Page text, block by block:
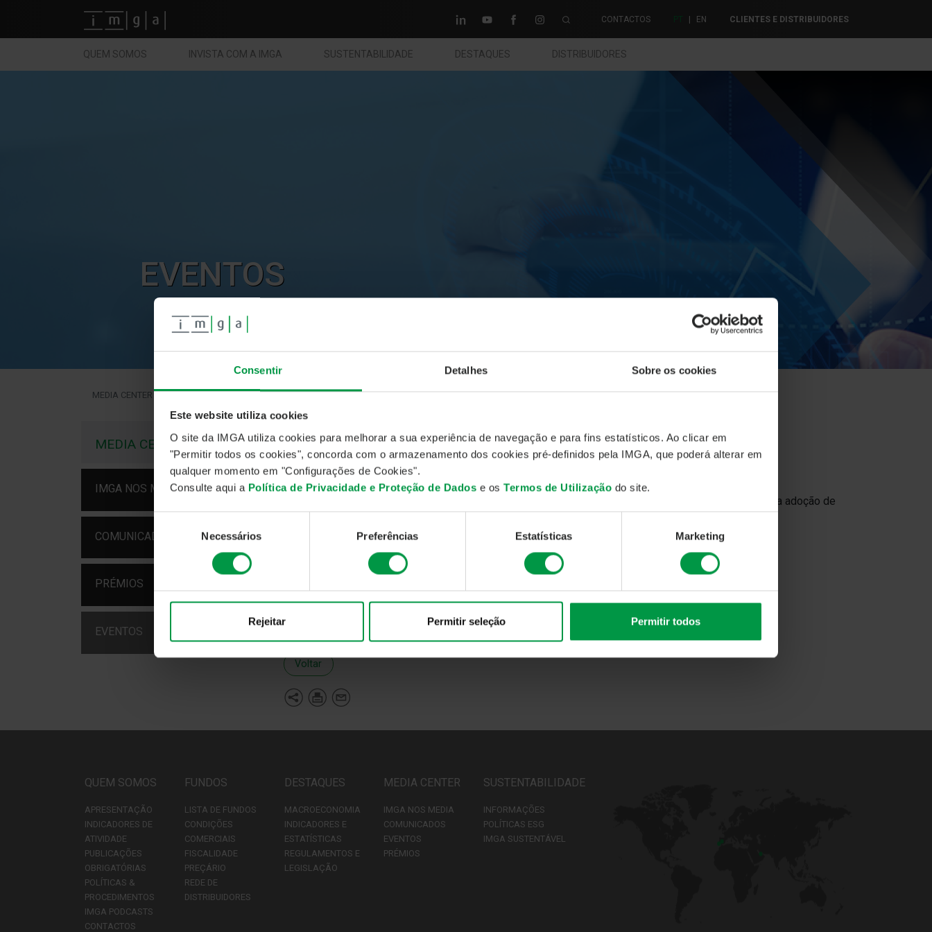
Consentir Detalhes Sobre os cookies
Este website utiliza cookies
O site da IMGA utiliza cookies para melhorar a sua experiência de navegação e para fins estatísticos. Ao clicar em
"Permitir todos os cookies", concorda com o armazenamento dos cookies pré-definidos pela IMGA, que poderá alterar em
qualquer momento em "Configurações de Cookies".
Consulte aqui a Política de Privacidade e Proteção de Dados e os Termos de Utilização do site.
Seleção
de
consentimento
Necessários Preferências Estatísticas Marketing
Rejeitar Permitir seleção Permitir todos
Fundos imga CONTACTOS PT | EN CLIENTES E DISTRIBUIDORES
QUEM SOMOS INVISTA COM A IMGA SUSTENTABILIDADE DESTAQUES DISTRIBUIDORES
EVENTOS
MEDIA CENTER EVENTOS RUNNING DAY BY IMGA 2022
MEDIA CENTER
IMGA NOS MEDIA
COMUNICADOS
PRÉMIOS
EVENTOS
RUNNING DAY BY IMGA 2022
24 outubro 2022
O evento realizou-se a 22 de outubro, no Jamor, e promoveu o convívio, a prática da atividade física e a adoção de
Contamos consigo numa próxima edição.
Veja aqui a classificação e o Álbum defotografias completo.
Fonte: Direção Comercial & Marketing
Voltar
QUEM SOMOS
APRESENTAÇÃO
INDICADORES DE
ATIVIDADE
PUBLICAÇÕES
OBRIGATÓRIAS
POLÍTICAS &
PROCEDIMENTOS
IMGA PODCASTS
CONTACTOS
FUNDOS
LISTA DE FUNDOS
CONDIÇÕES
COMERCIAIS
FISCALIDADE
PREÇÁRIO
REDE DE
DISTRIBUIDORES
DESTAQUES
MACROECONOMIA
INDICADORES E
ESTATÍSTICAS
REGULAMENTOS E
LEGISLAÇÃO
MEDIA CENTER
IMGA NOS MEDIA
COMUNICADOS
EVENTOS
PRÉMIOS
SUSTENTABILIDADE
INFORMAÇÕES
POLÍTICAS ESG
IMGA SUSTENTÁVEL